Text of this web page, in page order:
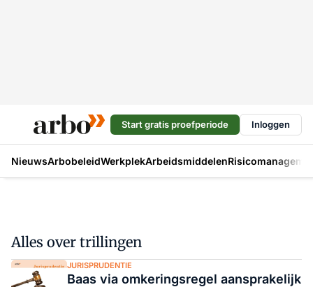
Start gratis proefperiode Inloggen
NieuwsArbobeleidWerkplekArbeidsmiddelen
Alles over trillingen
JURISPRUDENTIE
Baas via omkeringsregel aansprakelijk